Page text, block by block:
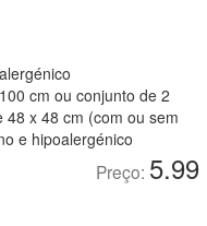
cm ou conjunto de 2
x 48 cm (com ou sem
e hipoalergénico
Preço: 5.99